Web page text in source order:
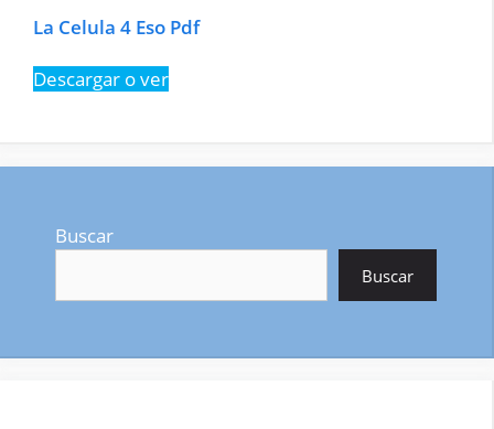
La Celula 4 Eso Pdf
Descargar o ver
Buscar
Buscar